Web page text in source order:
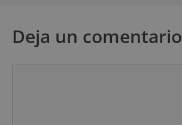
Deja un comentario